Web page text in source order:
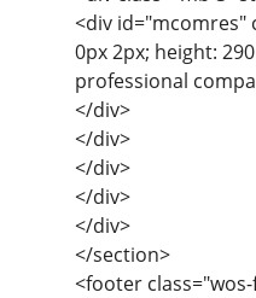
<div id="mcomres"
0px 2px; height:
professional
</div>
</div>
</div>
</div>
</div>
</section>
<footer